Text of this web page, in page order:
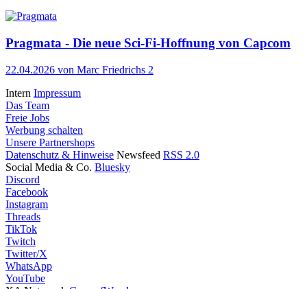
Pragmata - Die neue Sci-Fi-Hoffnung von Capcom
22.04.2026 von Marc Friedrichs 2
Intern Impressum
Das Team
Freie Jobs
Werbung schalten
Unsere Partnershops
Datenschutz & Hinweise Newsfeed RSS 2.0
Social Media & Co. Bluesky
Discord
Facebook
Instagram
Threads
TikTok
Twitch
Twitter/X
WhatsApp
YouTube